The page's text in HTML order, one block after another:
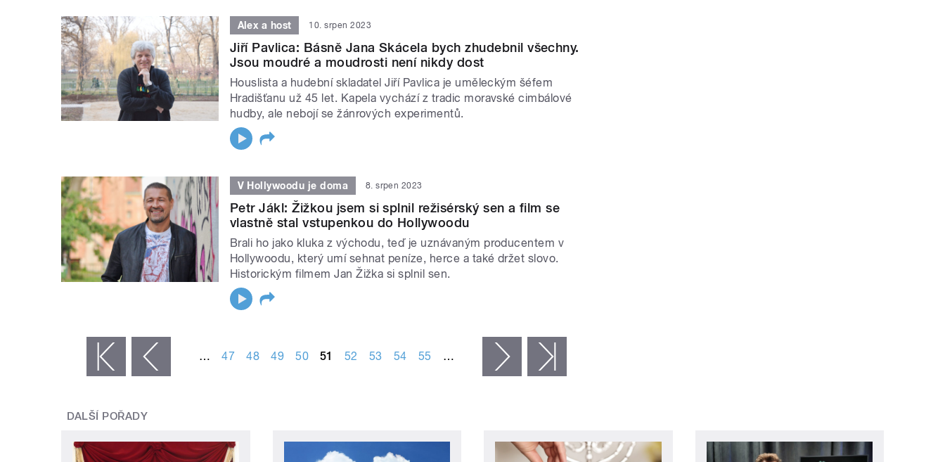
Alex a host 10. srpen 2023
Jiří Pavlica: Básně Jana Skácela bych zhudebnil všechny.
Jsou moudré a moudrosti není nikdy dost
Houslista a hudební skladatel Jiří Pavlica je uměleckým šéfem
Hradišťanu už 45 let. Kapela vychází z tradic moravské cimbálové
hudby, ale nebojí se žánrových experimentů.
V Hollywoodu je doma 8. srpen 2023
Petr Jákl: Žižkou jsem si splnil režisérský sen a film se
vlastně stal vstupenkou do Hollywoodu
Brali ho jako kluka z východu, teď je uznávaným producentem v
Hollywoodu, který umí sehnat peníze, herce a také držet slovo.
Historickým filmem Jan Žižka si splnil sen.
‹ předchozí … 47 48 49 50 51 52 53 54 55 … následující ›
DALŠÍ POŘADY